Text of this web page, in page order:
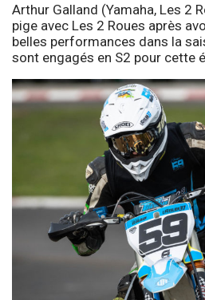
Arthur Galland (Yamaha, Les 2
pige avec Les 2 Roues après
belles performances dans la
sont engagés en S2 pour cette